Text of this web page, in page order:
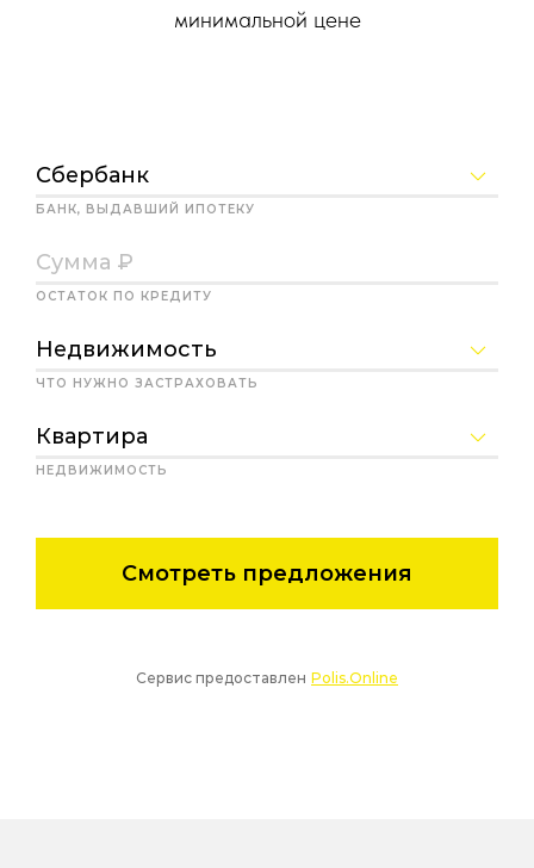
минимальной цене